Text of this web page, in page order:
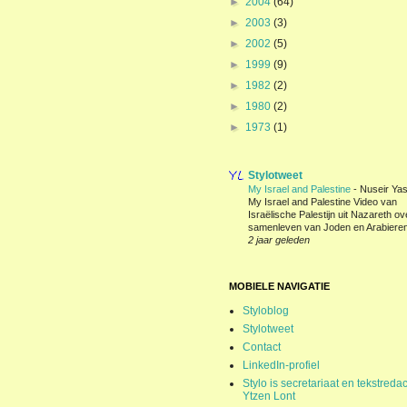
► 2003 (3)
► 2002 (5)
► 1999 (9)
► 1982 (2)
► 1980 (2)
► 1973 (1)
Stylotweet
My Israel and Palestine - Nuseir
My Israel and Palestine Video van
Israëlische Palestijn uit Nazareth
samenleven van Joden en
2 jaar geleden
MOBIELE NAVIGATIE
Styloblog
Stylotweet
Contact
LinkedIn-profiel
Stylo is secretariaat en
Ytzen Lont